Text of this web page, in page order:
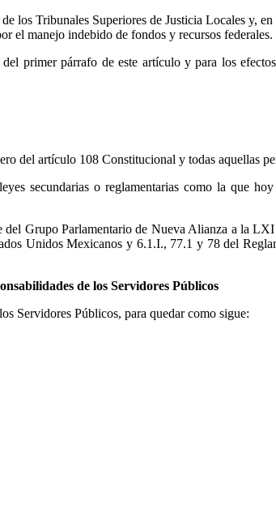
los Tribunales Superiores de Justicia Locales y,
el manejo indebido de fondos y recursos federales.
primer párrafo de este artículo y para los
del artículo 108 Constitucional y todas aquellas
secundarias o reglamentarias como la que
Grupo Parlamentario de Nueva Alianza a la
Unidos Mexicanos y 6.1.I., 77.1 y 78 del
de los Servidores Públicos
Servidores Públicos, para quedar como sigue: